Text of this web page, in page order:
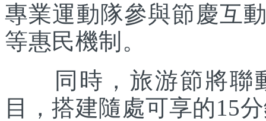
專業運動隊參與節慶互
等惠民機制。
同時，旅游節將聯
目，搭建隨處可享的15